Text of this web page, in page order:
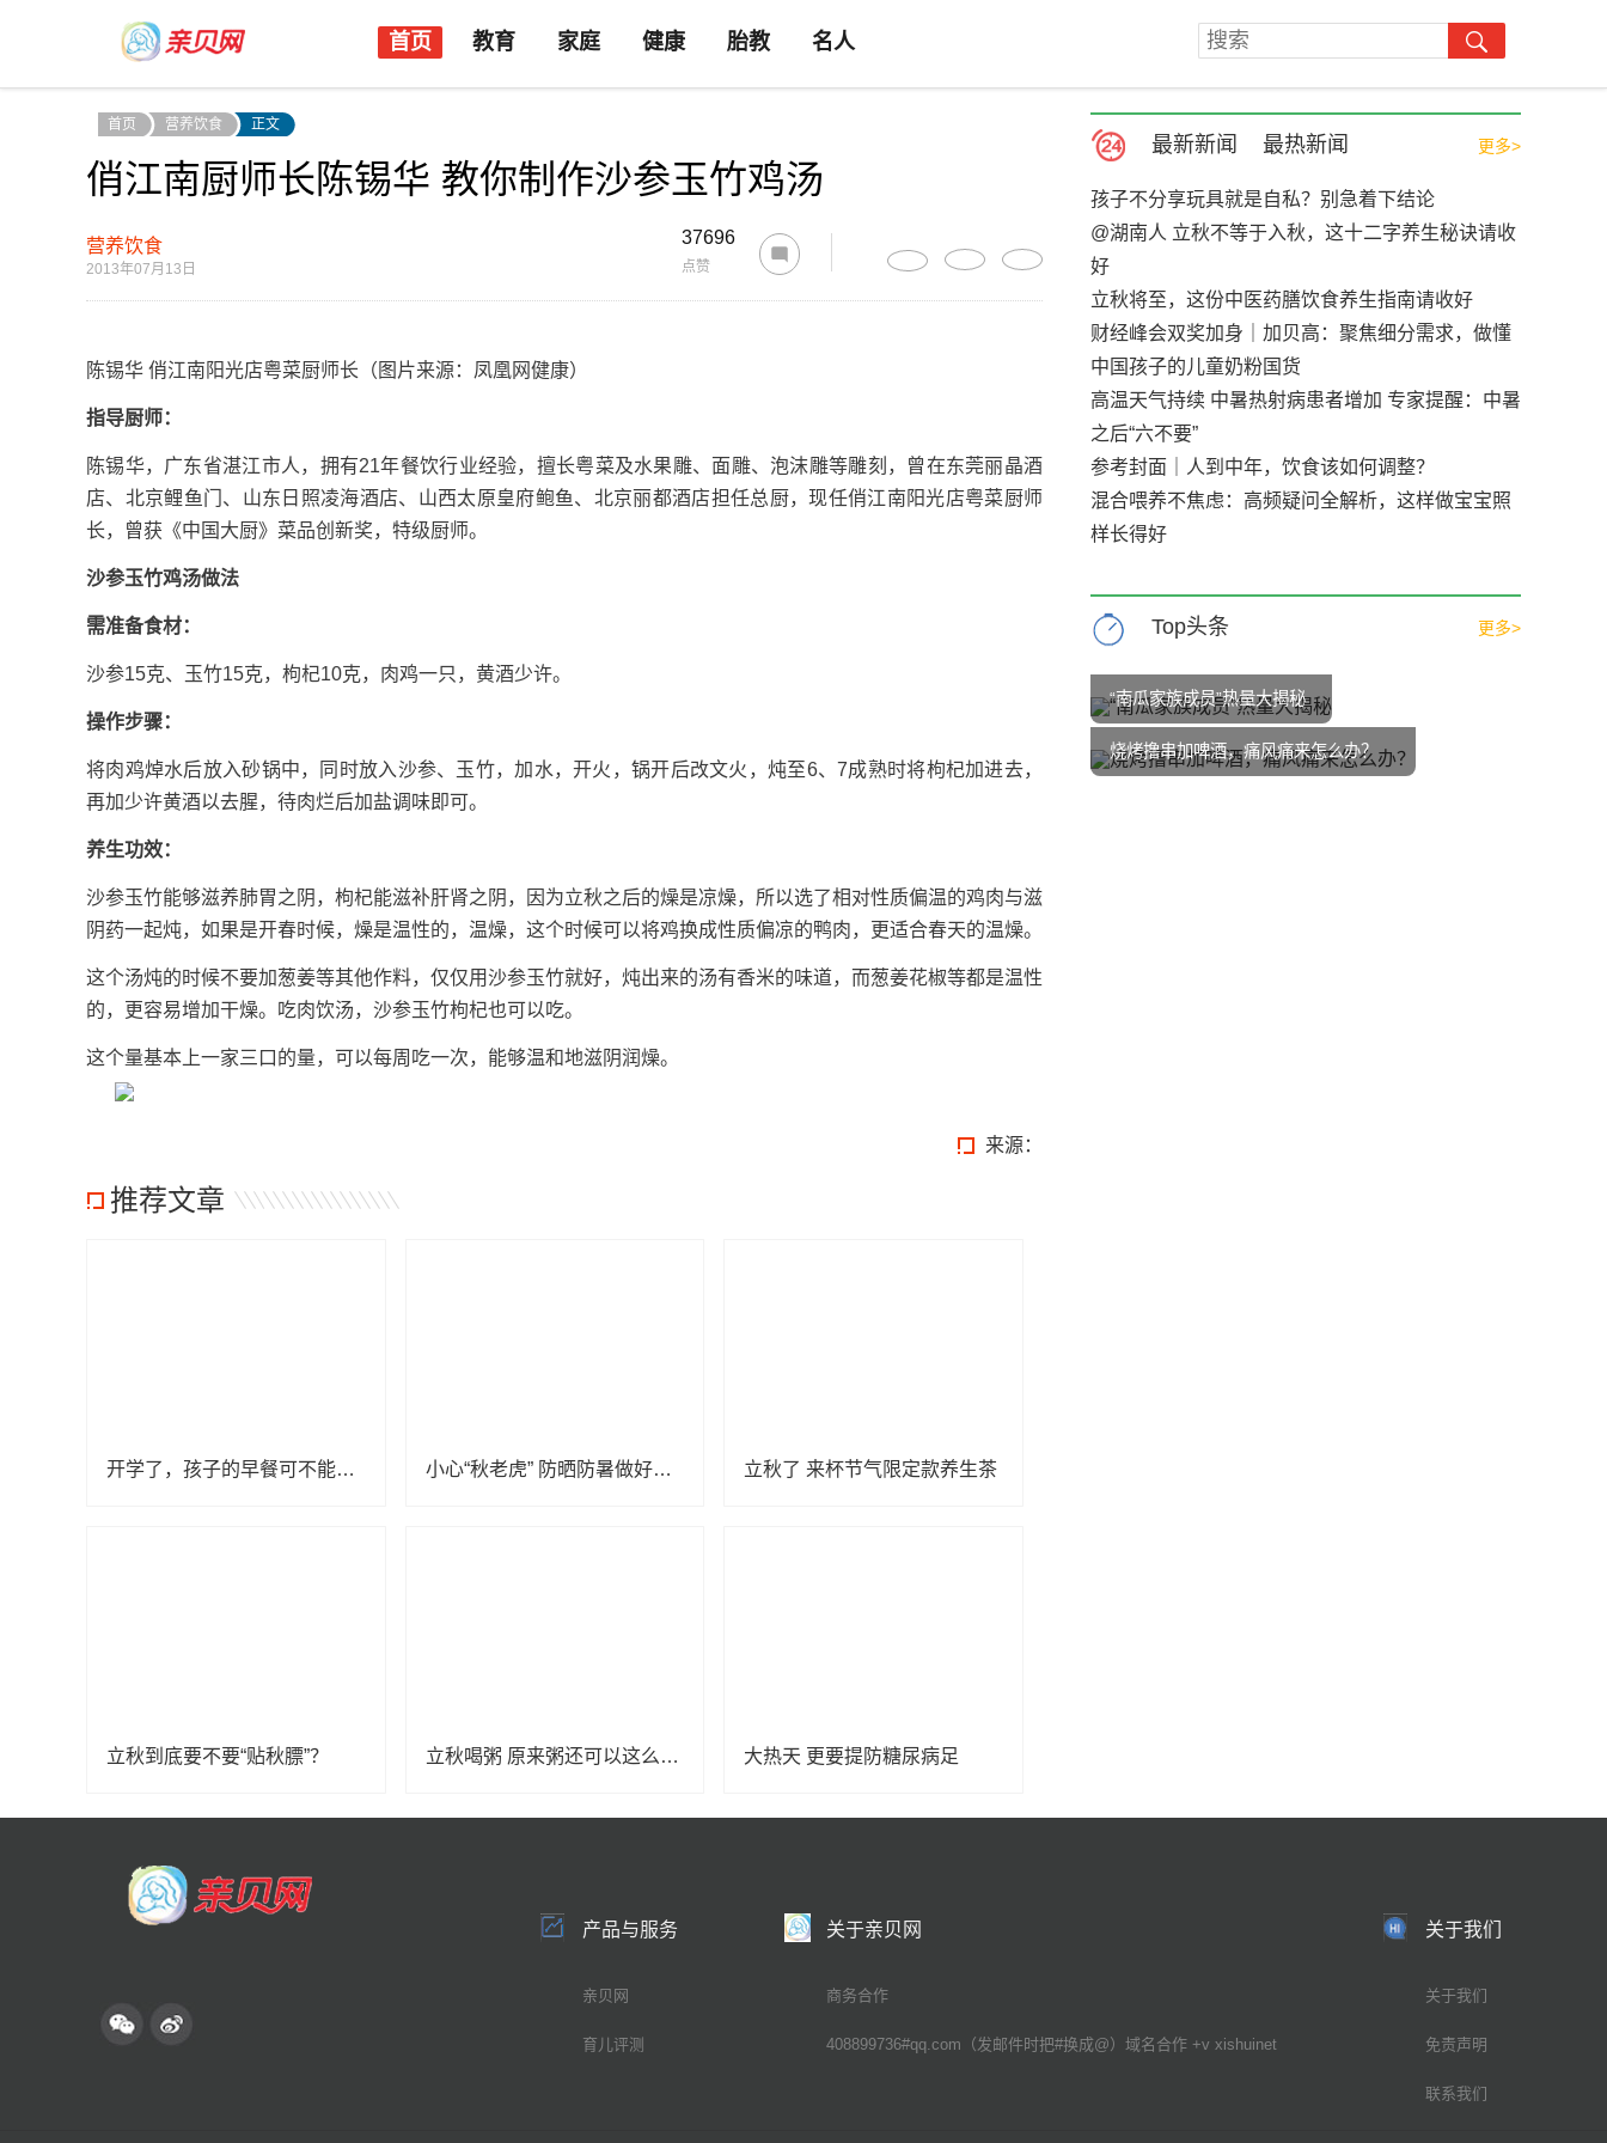
首页 教育 家庭 健康 胎教 名人
首页 营养饮食 正文
俏江南厨师长陈锡华 教你制作沙参玉竹鸡汤
营养饮食
2013年07月13日
37696
点赞
陈锡华 俏江南阳光店粤菜厨师长（图片来源：凤凰网健康）
指导厨师：
陈锡华，广东省湛江市人，拥有21年餐饮行业经验，擅长粤菜及水果雕、面雕、泡沫雕等雕刻，曾在东莞丽晶酒
店、北京鲤鱼门、山东日照凌海酒店、山西太原皇府鲍鱼、北京丽都酒店担任总厨，现任俏江南阳光店粤菜厨师
长，曾获《中国大厨》菜品创新奖，特级厨师。
沙参玉竹鸡汤做法
需准备食材：
沙参15克、玉竹15克，枸杞10克，肉鸡一只，黄酒少许。
操作步骤：
将肉鸡焯水后放入砂锅中，同时放入沙参、玉竹，加水，开火，锅开后改文火，炖至6、7成熟时将枸杞加进去，
再加少许黄酒以去腥，待肉烂后加盐调味即可。
养生功效：
沙参玉竹能够滋养肺胃之阴，枸杞能滋补肝肾之阴，因为立秋之后的燥是凉燥，所以选了相对性质偏温的鸡肉与滋
阴药一起炖，如果是开春时候，燥是温性的，温燥，这个时候可以将鸡换成性质偏凉的鸭肉，更适合春天的温燥。
这个汤炖的时候不要加葱姜等其他作料，仅仅用沙参玉竹就好，炖出来的汤有香米的味道，而葱姜花椒等都是温性
的，更容易增加干燥。吃肉饮汤，沙参玉竹枸杞也可以吃。
这个量基本上一家三口的量，可以每周吃一次，能够温和地滋阴润燥。
来源：
推荐文章
开学了，孩子的早餐可不能少了这几样！ 小心“秋老虎” 防晒防暑做好这几点 立秋了 来杯节气限定款养生茶
立秋到底要不要“贴秋膘”？ 立秋喝粥 原来粥还可以这么喝！ 大热天 更要提防糖尿病足
最新新闻 最热新闻 更多>
孩子不分享玩具就是自私？别急着下结论
@湖南人 立秋不等于入秋，这十二字养生秘诀请收
好
立秋将至，这份中医药膳饮食养生指南请收好
财经峰会双奖加身｜加贝高：聚焦细分需求，做懂
中国孩子的儿童奶粉国货
高温天气持续 中暑热射病患者增加 专家提醒：中暑
之后“六不要”
参考封面｜人到中年，饮食该如何调整？
混合喂养不焦虑：高频疑问全解析，这样做宝宝照
样长得好
Top头条 更多>
“南瓜家族成员”热量大揭秘
烧烤撸串加啤酒，痛风痛来怎么办？
产品与服务
亲贝网
育儿评测
关于亲贝网
商务合作
408899736#qq.com（发邮件时把#换成@）域名合作 +v xishuinet
关于我们
关于我们
免责声明
联系我们